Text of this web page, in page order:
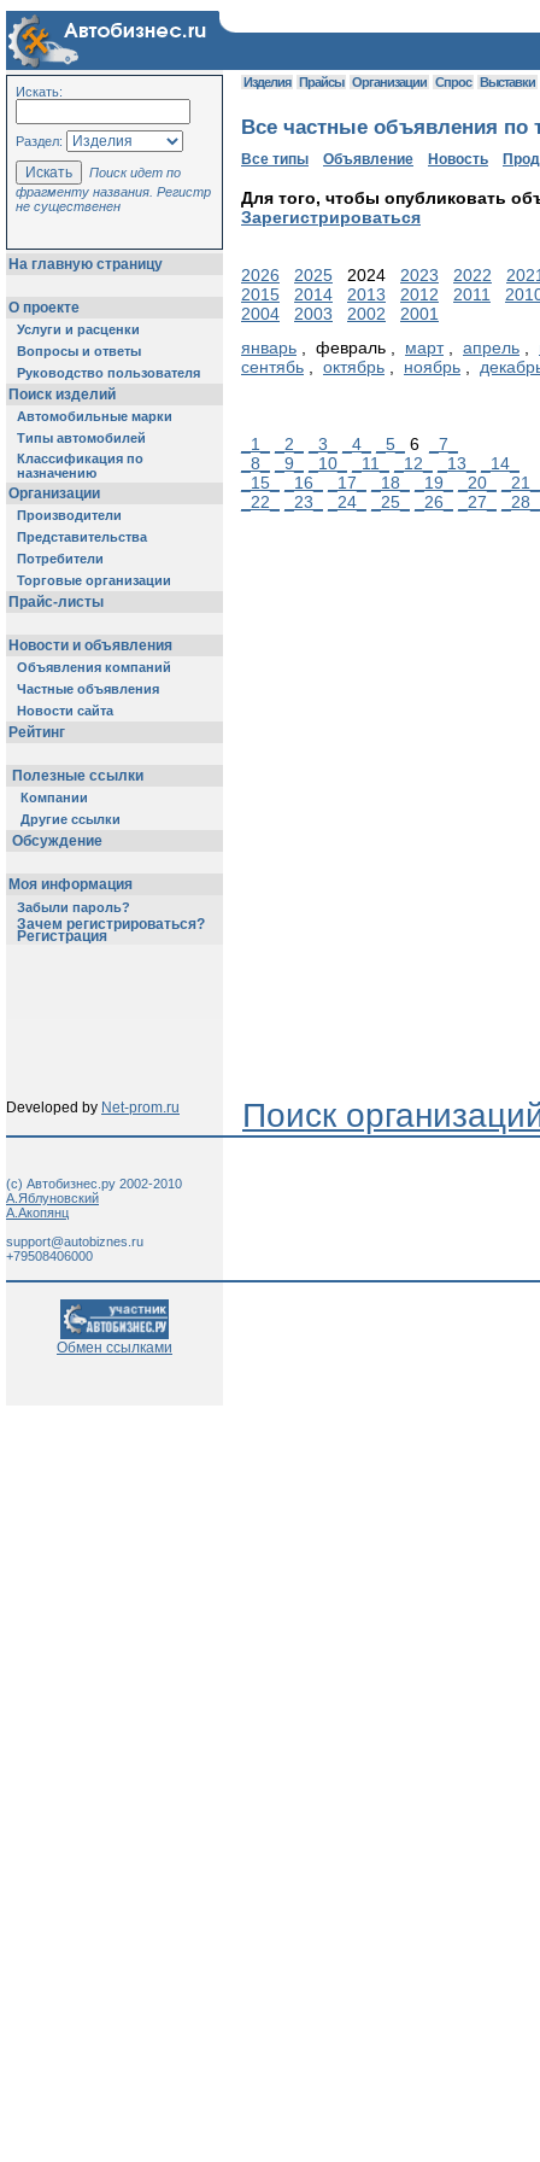
Искать:
Раздел:
Поиск идет по
фрагменту названия. Регистр
не существенен
На главную страницу
О проекте
Услуги и расценки
Вопросы и ответы
Руководство пользователя
Поиск изделий
Автомобильные марки
Типы автомобилей
Классификация по
назначению
Организации
Производители
Представительства
Потребители
Торговые организации
Прайс-листы
Новости и объявления
Объявления компаний
Частные объявления
Новости сайта
Рейтинг
Полезные ссылки
Компании
Другие ссылки
Обсуждение
Моя информация
Забыли пароль?
Зачем регистрироваться?
Регистрация
Изделия Прайсы Организации Спрос Выставки
Все частные объявления по
Все типы Объявление Новость
Для того, чтобы опубликовать
Зарегистрироваться
2026 2025 2024 2023 2022
2015
2014 2013 2012 2011
2004
2003 2002
2001
январь , февраль , март, апрель ,
сентябь , октябрь , ноябрь ,
_1_ _2_ _3_ _4_ _5_ 6
_7_
_8_
_9_ _10_ _11_ _12_ _13_
_14_
_15_
_16_ _17_ _18_ _19_ _20_
_21_
_22_
_23_ _24_ _25_ _26_ _27_ _28_
Developed by Net-prom.ru Поиск
(c) Автобизнес.ру 2002-2010
А.Яблуновский
А.Акопянц
support@autobiznes.ru
+79508406000
Обмен ссылками